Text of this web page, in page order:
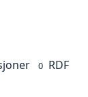
0 RDF